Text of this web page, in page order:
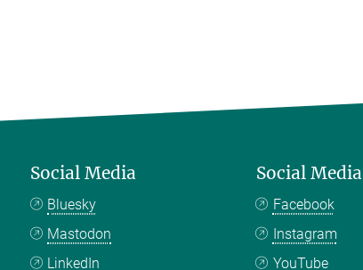
Social Media
Bluesky
Mastodon
LinkedIn
Social Media
Facebook
Instagram
YouTube